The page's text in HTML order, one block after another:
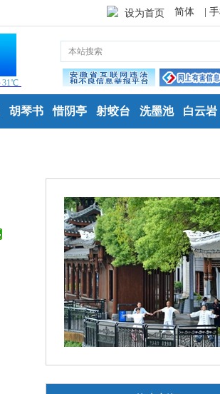
设为首页 简体 |
胡琴书 惜阴亭 射蛟台 洗墨池 白云岩